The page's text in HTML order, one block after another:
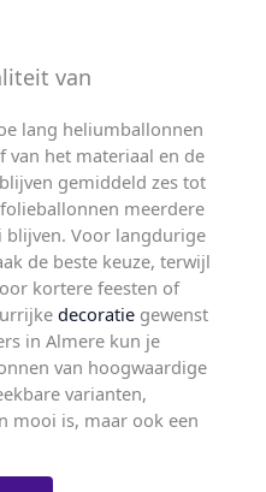
van
lang heliumballonnen
van het materiaal en de
gemiddeld zes tot
meerdere
blijven. Voor langdurige
de beste keuze, terwijl
kortere feesten of
decoratie gewenst
in Almere kun je
van hoogwaardige
varianten,
mooi is, maar ook een